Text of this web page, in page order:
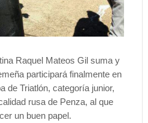
Raquel Mateos Gil suma y
participará finalmente en
de Triatlón, categoría junior,
rusa de Penza, al que
un buen papel.